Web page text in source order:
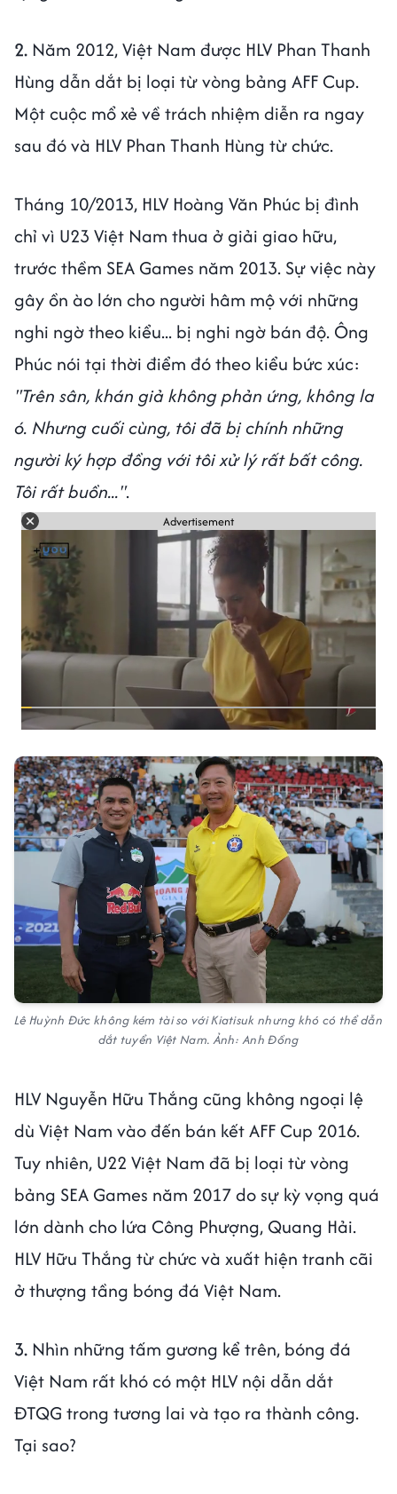
2. Năm 2012, Việt Nam được HLV Phan Thanh
Hùng dẫn dắt bị loại từ vòng bảng AFF Cup.
Một cuộc mổ xẻ về trách nhiệm diễn ra ngay
sau đó và HLV Phan Thanh Hùng từ chức.
Tháng 10/2013, HLV Hoàng Văn Phúc bị đình
chỉ vì U23 Việt Nam thua ở giải giao hữu,
trước thềm SEA Games năm 2013. Sự việc này
gây ồn ào lớn cho người hâm mộ với những
nghi ngờ theo kiểu... bị nghi ngờ bán độ. Ông
Phúc nói tại thời điểm đó theo kiểu bức xúc:
"Trên sân, khán giả không phản ứng, không la
ó. Nhưng cuối cùng, tôi đã bị chính những
người ký hợp đồng với tôi xử lý rất bất công.
Tôi rất buồn...".
Advertisement
Lê Huỳnh Đức không kém tài so với Kiatisuk nhưng khó có thể dẫn
dắt tuyển Việt Nam. Ảnh: Anh Đồng
HLV Nguyễn Hữu Thắng cũng không ngoại lệ
dù Việt Nam vào đến bán kết AFF Cup 2016.
Tuy nhiên, U22 Việt Nam đã bị loại từ vòng
bảng SEA Games năm 2017 do sự kỳ vọng quá
lớn dành cho lứa Công Phượng, Quang Hải.
HLV Hữu Thắng từ chức và xuất hiện tranh cãi
ở thượng tầng bóng đá Việt Nam.
3. Nhìn những tấm gương kể trên, bóng đá
Việt Nam rất khó có một HLV nội dẫn dắt
ĐTQG trong tương lai và tạo ra thành công.
Tại sao?